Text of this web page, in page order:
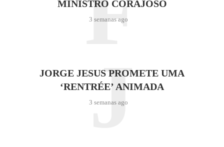
MINISTRO CORAJOSO
3 semanas ago
JORGE JESUS PROMETE UMA
‘RENTRÉE’ ANIMADA
3 semanas ago
J